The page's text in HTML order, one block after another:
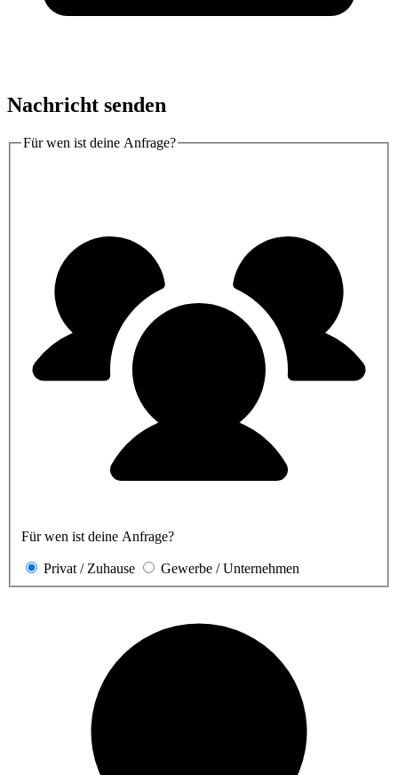
Nachricht senden
Für wen ist deine Anfrage?
Für wen ist deine Anfrage?
Privat / Zuhause Gewerbe / Unternehmen